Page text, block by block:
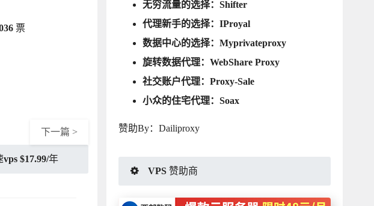
票
下一篇 >
$17.99/年
无穷流量的选择： Shifter
代理新手的选择： IProyal
数据中心的选择： Myprivateproxy
旋转数据代理： WebShare Proxy
社交账户代理： Proxy-Sale
小众的住宅代理： Soax
赞助By： Dailiproxy
VPS 赞助商